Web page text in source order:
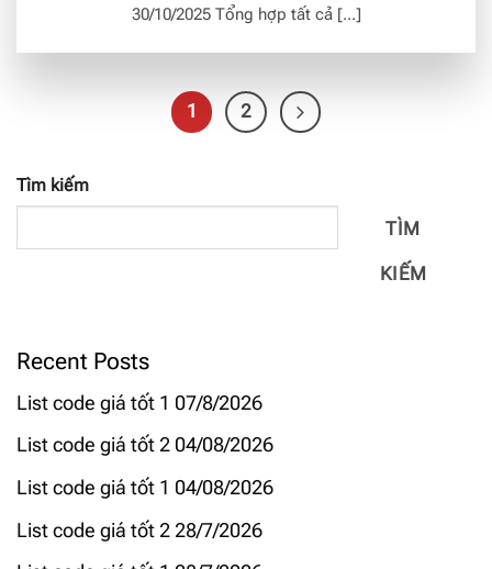
30/10/2025 Tổng hợp tất cả [...]
1 2
Tìm kiếm
TÌM
KIẾM
Recent Posts
List code giá tốt 1 07/8/2026
List code giá tốt 2 04/08/2026
List code giá tốt 1 04/08/2026
List code giá tốt 2 28/7/2026